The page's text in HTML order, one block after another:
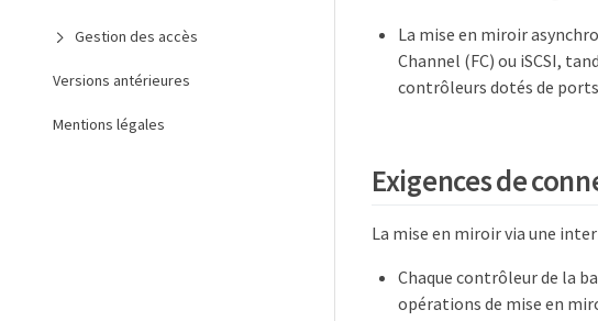
Gestion des accès
Versions antérieures
Mentions légales
La mise en miroir
Channel (FC) ou iSCSI,
contrôleurs dotés de
Exigences de
La mise en miroir via une
Chaque contrôleur de la
opérations de mise en